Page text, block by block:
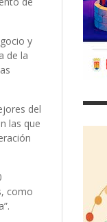
y
de la
del
las que
como